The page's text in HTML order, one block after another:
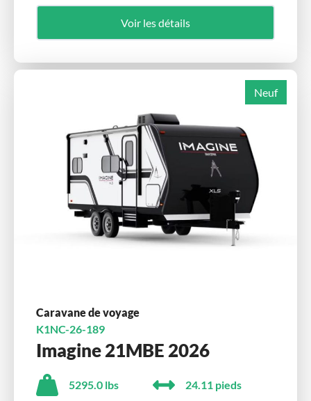
Voir les détails
Neuf
Caravane de voyage
K1NC-26-189
Imagine 21MBE 2026
5295.0 lbs 24.11 pieds